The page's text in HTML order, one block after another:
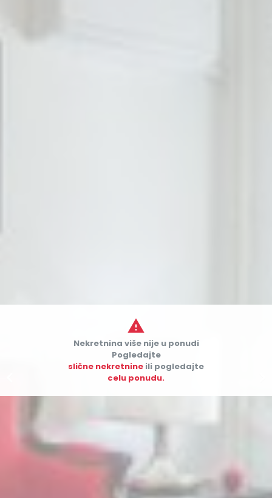

Nekretnina više nije u ponudi
Pogledajte
slične nekretnine ili pogledajte
celu ponudu.